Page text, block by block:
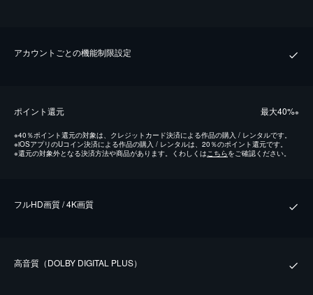
アカウントごとの機能制限設定
ポイント還元 最⼤40%※
※40％ポイント還元の対象は、クレジットカード決済による作品の購入 / レンタルです。
※iOSアプリのUコイン決済による作品の購入 / レンタルは、20％のポイント還元です。
※還元の対象外となる決済方法や商品があります。くわしくは こちらをご確認ください。
フルHD画質 / 4K画質
⾼⾳質（DOLBY DIGITAL PLUS）